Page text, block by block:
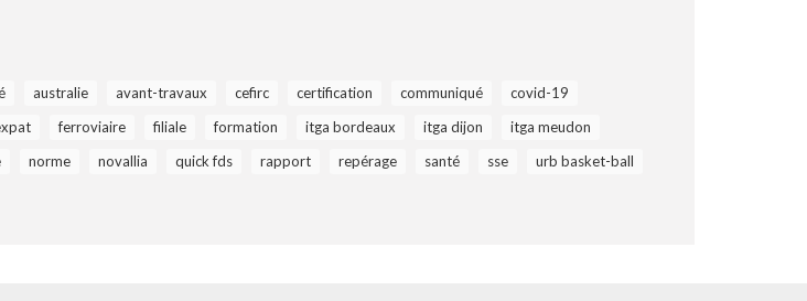
australie avant-travaux cefirc certification communiqué
covid-19
ferroviaire filiale formation itga bordeaux itga dijon
itga meudon
norme novallia quick fds rapport repérage santé sse
urb basket-ball